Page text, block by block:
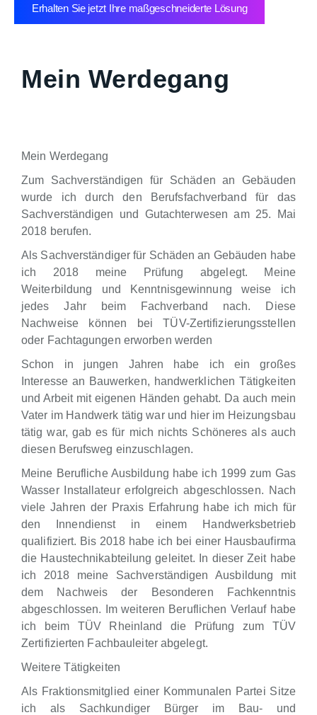
Erhalten Sie jetzt Ihre maßgeschneiderte Lösung
Mein Werdegang
Mein Werdegang
Zum Sachverständigen für Schäden an Gebäuden
wurde ich durch den Berufsfachverband für das
Sachverständigen und Gutachterwesen am 25. Mai
2018 berufen.
Als Sachverständiger für Schäden an Gebäuden habe
ich 2018 meine Prüfung abgelegt. Meine
Weiterbildung und Kenntnisgewinnung weise ich
jedes Jahr beim Fachverband nach. Diese
Nachweise können bei TÜV-Zertifizierungsstellen
oder Fachtagungen erworben werden
Schon in jungen Jahren habe ich ein großes
Interesse an Bauwerken, handwerklichen Tätigkeiten
und Arbeit mit eigenen Händen gehabt. Da auch mein
Vater im Handwerk tätig war und hier im Heizungsbau
tätig war, gab es für mich nichts Schöneres als auch
diesen Berufsweg einzuschlagen.
Meine Berufliche Ausbildung habe ich 1999 zum Gas
Wasser Installateur erfolgreich abgeschlossen. Nach
viele Jahren der Praxis Erfahrung habe ich mich für
den Innendienst in einem Handwerksbetrieb
qualifiziert. Bis 2018 habe ich bei einer Hausbaufirma
die Haustechnikabteilung geleitet. In dieser Zeit habe
ich 2018 meine Sachverständigen Ausbildung mit
dem Nachweis der Besonderen Fachkenntnis
abgeschlossen. Im weiteren Beruflichen Verlauf habe
ich beim TÜV Rheinland die Prüfung zum TÜV
Zertifizierten Fachbauleiter abgelegt.
Weitere Tätigkeiten
Als Fraktionsmitglied einer Kommunalen Partei Sitze
ich als Sachkundiger Bürger im Bau- und